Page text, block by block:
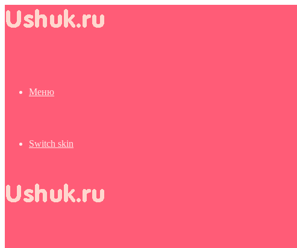
Меню
Switch skin